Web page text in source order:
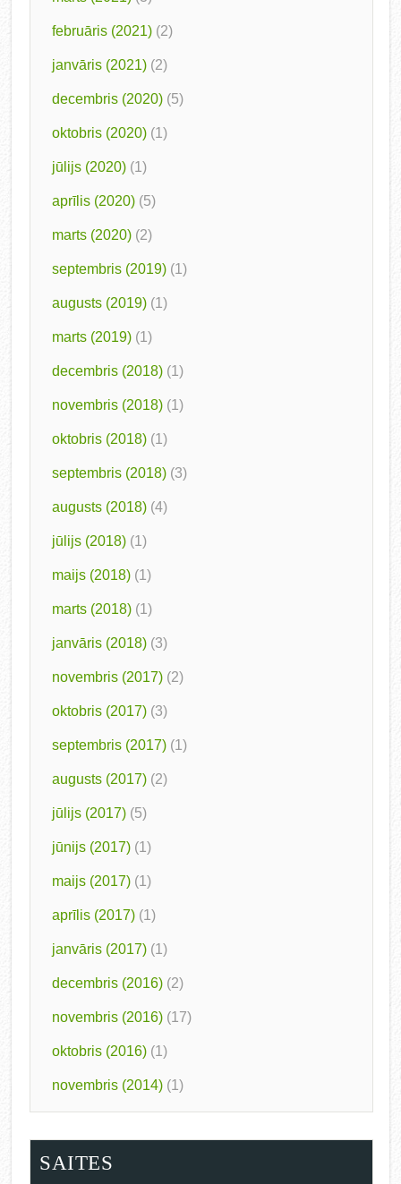
februāris (2021) (2)
janvāris (2021) (2)
decembris (2020) (5)
oktobris (2020) (1)
jūlijs (2020) (1)
aprīlis (2020) (5)
marts (2020) (2)
septembris (2019) (1)
augusts (2019) (1)
marts (2019) (1)
decembris (2018) (1)
novembris (2018) (1)
oktobris (2018) (1)
septembris (2018) (3)
augusts (2018) (4)
jūlijs (2018) (1)
maijs (2018) (1)
marts (2018) (1)
janvāris (2018) (3)
novembris (2017) (2)
oktobris (2017) (3)
septembris (2017) (1)
augusts (2017) (2)
jūlijs (2017) (5)
jūnijs (2017) (1)
maijs (2017) (1)
aprīlis (2017) (1)
janvāris (2017) (1)
decembris (2016) (2)
novembris (2016) (17)
oktobris (2016) (1)
novembris (2014) (1)
SAITES